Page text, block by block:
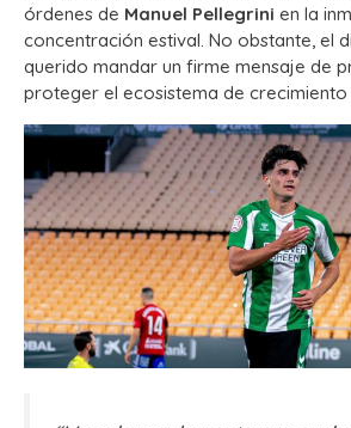
órdenes de Manuel Pellegrini en la
concentración estival. No obstante, el
querido mandar un firme mensaje de
proteger el ecosistema de